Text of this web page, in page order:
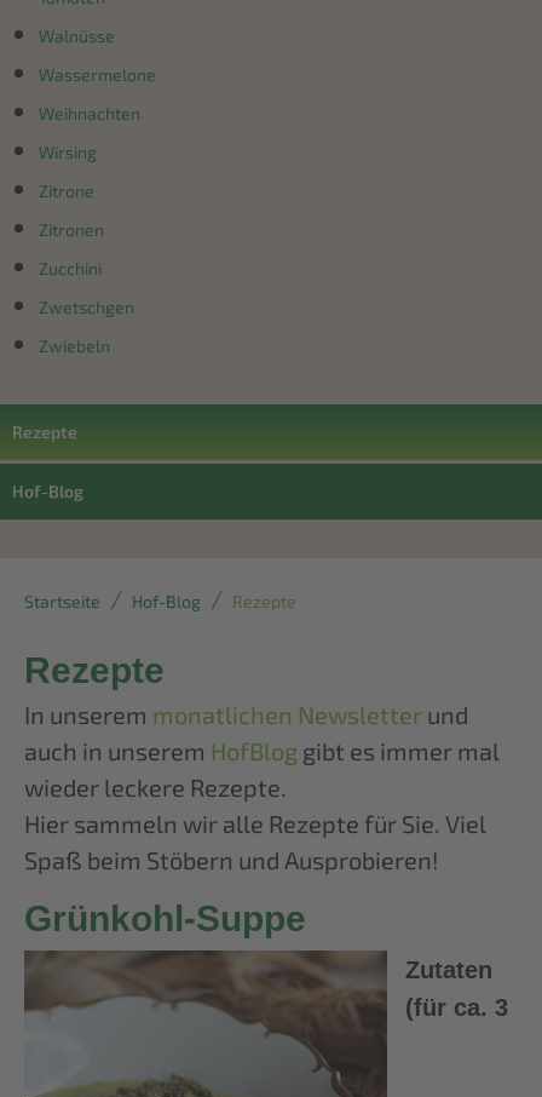
Walnüsse
Wassermelone
Weihnachten
Wirsing
Zitrone
Zitronen
Zucchini
Zwetschgen
Zwiebeln
Rezepte
Hof-Blog
Startseite Hof-Blog Rezepte
Rezepte
In unserem monatlichen Newsletter und
auch in unserem HofBlog gibt es immer mal
wieder leckere Rezepte.
Hier sammeln wir alle Rezepte für Sie. Viel
Spaß beim Stöbern und Ausprobieren!
Grünkohl-Suppe
Zutaten
(für ca. 3